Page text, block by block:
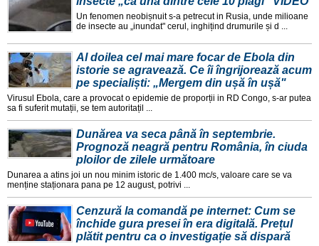
Un fenomen neobișnuit s-a petrecut in Rusia, unde milioane
de insecte au „inundat" cerul, inghițind drumurile și d ...
Al doilea cel mai mare focar de Ebola din
istorie se agravează. Ce îi îngrijorează acum
pe specialiști: „Mergem din ușă în ușă"
Virusul Ebola, care a provocat o epidemie de proporții in RD Congo, s-ar putea
sa fi suferit mutații, se tem autoritațil ...
Dunărea va seca până în septembrie.
Prognoză neagră pentru România, în ciuda
ploilor de zilele următoare
Dunarea a atins joi un nou minim istoric de 1.400 mc/s, valoare care se va
menține staționara pana pe 12 august, potrivi ...
Cenzură la comandă pe internet: Cum se
închide gura presei în era digitală. Prețul
plătit pentru ca o investigație să dispară